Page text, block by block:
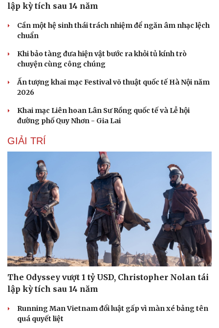
lập kỳ tích sau 14 năm
Cần một hệ sinh thái trách nhiệm để ngăn âm nhạc lệch
chuẩn
Khi bảo tàng đưa hiện vật bước ra khỏi tủ kính trò
chuyện cùng công chúng
Ấn tượng khai mạc Festival võ thuật quốc tế Hà Nội năm
2026
Khai mạc Liên hoan Lân Sư Rồng quốc tế và Lễ hội
đường phố Quy Nhơn - Gia Lai
GIẢI TRÍ
The Odyssey vượt 1 tỷ USD, Christopher Nolan tái
lập kỳ tích sau 14 năm
Running Man Vietnam đổi luật gấp vì màn xé bảng tên
quá quyết liệt